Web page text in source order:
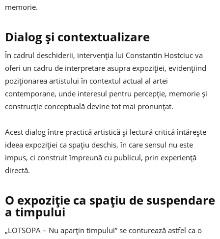
memorie.
Dialog și contextualizare
În cadrul deschiderii, intervenția lui Constantin Hostciuc va
oferi un cadru de interpretare asupra expoziției, evidențiind
poziționarea artistului în contextul actual al artei
contemporane, unde interesul pentru percepție, memorie și
construcție conceptuală devine tot mai pronunțat.
Acest dialog între practică artistică și lectură critică întărește
ideea expoziției ca spațiu deschis, în care sensul nu este
impus, ci construit împreună cu publicul, prin experiență
directă.
O expoziție ca spațiu de suspendare
a timpului
„LOTSOPA – Nu aparțin timpului” se conturează astfel ca o